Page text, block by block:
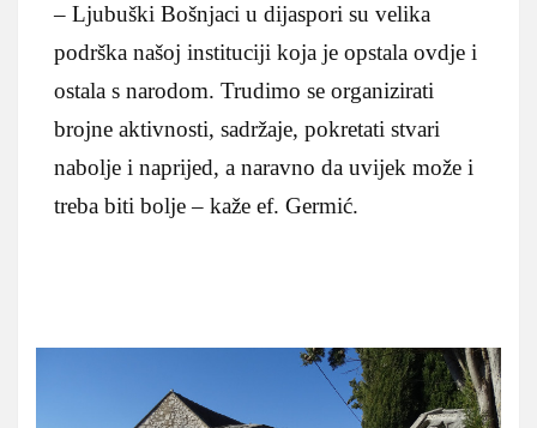
– Ljubuški Bošnjaci u dijaspori su velika
podrška našoj instituciji koja je opstala ovdje i
ostala s narodom. Trudimo se organizirati
brojne aktivnosti, sadržaje, pokretati stvari
nabolje i naprijed, a naravno da uvijek može i
treba biti bolje – kaže ef. Germić.